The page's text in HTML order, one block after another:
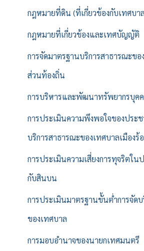
กฎหมายที่ดิน (ที่เกี่ยวข้องกับเทศบา
กฎหมายที่เกี่ยวข้องและเทศบัญญัติ
การจัดมาตรฐานบริการสาธารณะขอ
ส่วนท้องถิ่น
การบริหารและพัฒนาทรัพยากรบุค
การประเมินความพึงพอใจของประ
บริการสาธารณะของเทศบาลเมืองร้
การประเมินความเสี่ยงการทุจริตใน
กับสินบน
การประเมินมาตรฐานขั้นต่ำการจัด
ของเทศบาล
การมอบอำนาจของนายกเทศมนตรี